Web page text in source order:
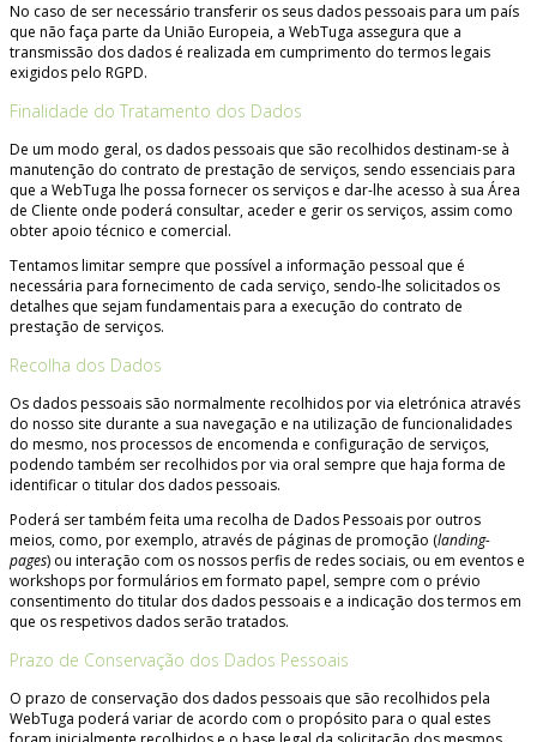
No caso de ser necessário transferir os seus dados pessoais para um país
que não faça parte da União Europeia, a WebTuga assegura que a
transmissão dos dados é realizada em cumprimento do termos legais
exigidos pelo RGPD.
Finalidade do Tratamento dos Dados
De um modo geral, os dados pessoais que são recolhidos destinam-se à
manutenção do contrato de prestação de serviços, sendo essenciais para
que a WebTuga lhe possa fornecer os serviços e dar-lhe acesso à sua Área
de Cliente onde poderá consultar, aceder e gerir os serviços, assim como
obter apoio técnico e comercial.
Tentamos limitar sempre que possível a informação pessoal que é
necessária para fornecimento de cada serviço, sendo-lhe solicitados os
detalhes que sejam fundamentais para a execução do contrato de
prestação de serviços.
Recolha dos Dados
Os dados pessoais são normalmente recolhidos por via eletrónica através
do nosso site durante a sua navegação e na utilização de funcionalidades
do mesmo, nos processos de encomenda e configuração de serviços,
podendo também ser recolhidos por via oral sempre que haja forma de
identificar o titular dos dados pessoais.
Poderá ser também feita uma recolha de Dados Pessoais por outros
meios, como, por exemplo, através de páginas de promoção (landing-
pages) ou interação com os nossos perfis de redes sociais, ou em eventos e
workshops por formulários em formato papel, sempre com o prévio
consentimento do titular dos dados pessoais e a indicação dos termos em
que os respetivos dados serão tratados.
Prazo de Conservação dos Dados Pessoais
O prazo de conservação dos dados pessoais que são recolhidos pela
WebTuga poderá variar de acordo com o propósito para o qual estes